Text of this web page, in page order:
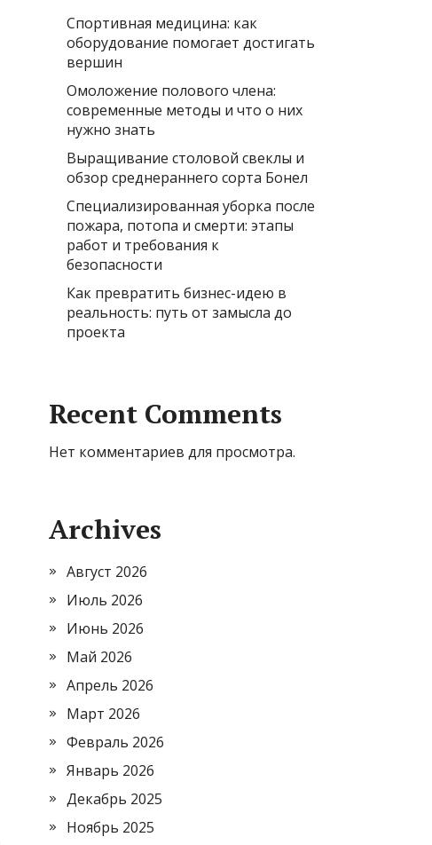
Спортивная медицина: как
оборудование помогает достигать
вершин
Омоложение полового члена:
современные методы и что о них
нужно знать
Выращивание столовой свеклы и
обзор среднераннего сорта Бонел
Специализированная уборка после
пожара, потопа и смерти: этапы
работ и требования к
безопасности
Как превратить бизнес-идею в
реальность: путь от замысла до
проекта
Recent Comments
Нет комментариев для просмотра.
Archives
Август 2026
Июль 2026
Июнь 2026
Май 2026
Апрель 2026
Март 2026
Февраль 2026
Январь 2026
Декабрь 2025
Ноябрь 2025